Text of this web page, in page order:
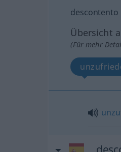
descontento
Übersicht
(Für mehr